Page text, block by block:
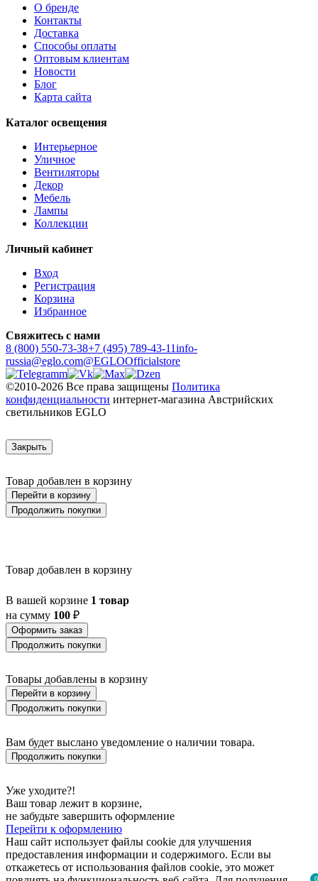
0
О бренде
Контакты
Доставка
Способы оплаты
Оптовым клиентам
Новости
Блог
Карта сайта
Каталог освещения
Интерьерное
Уличное
Вентиляторы
Декор
Мебель
Лампы
Коллекции
Личный кабинет
Вход
Регистрация
Корзина
Избранное
Свяжитесь с нами
8 (800) 550-73-38+7 (495) 789-43-11info-
russia@eglo.com@EGLOOfficialstore
©2010-2026 Все права защищены Политика
конфиденциальности интернет-магазина Австрийских
светильников EGLO
Закрыть
Товар добавлен в корзину
Перейти в корзину
Продолжить покупки
Товар добавлен в корзину
В вашей корзине 1 товар
на сумму 100 ₽
Оформить заказ
Продолжить покупки
Товары добавлены в корзину
Перейти в корзину
Продолжить покупки
Вам будет выслано уведомление о наличии товара.
Продолжить покупки
Уже уходите?!
Ваш товар лежит в корзине,
не забудьте завершить оформление
Перейти к оформлению
Наш сайт использует файлы cookie для улучшения
предоставления информации и содержимого. Если вы
откажетесь от использования файлов cookie, это может